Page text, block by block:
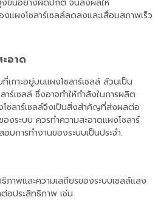
งขึ้นอย่างผิดปกติ จนส่งผลให้
แผงโซลาร์เซลล์ลดลงและเสื่อมสภาพเร็ว
อาด
กาะอยู่บนแผงโซลาร์เซลล์ ล้วนเป็น
ร์เซลล์ ซึ่งอาจทำให้กำลังในการผลิต
ซลาร์เซลล์จึงเป็นสิ่งสำคัญที่ส่งผลต่อ
งระบบ ควรทำความสะอาดแผงโซลาร์
บการทำงานของระบบเป็นประจำ.
าพและความเสถียรของระบบเซลล์แสง
ประสิทธิภาพ เช่น